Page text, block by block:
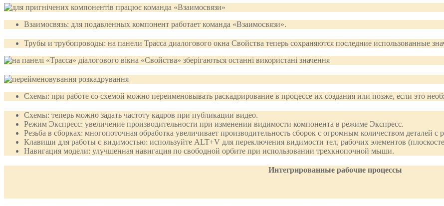
Взаимосвязь: для подавленных компонент работает команда «Взаимосвязи».
Трубы и трубопроводы: на панели Трасса диалогового окна Свойства теперь сохраняются последние использованные
Схемы: при работе со схемой можно переименовывать раскадрирование в процессе их создания или позже, если это
Схемы: теперь можно задать частоту кадров при публикации видео.
Режим Экспресс: увеличение производительности при изменении видимости компонента в режиме Экспресс.
Резьба в сборках: многопоточная обработка увеличивает производительность сборок с огромным количеством деталей с
Клавиши для работы с видимостью: используйте ALT+V для переключения видимости тел, рабочих элементов
Навигация модели: улучшенная навигация по свободной орбите при использовании трехкнопочной мыши.
Интегрированные рабочие процессы